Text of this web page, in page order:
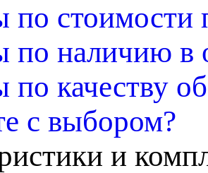
по стоимости
по наличию в
качеству
с выбором?
и